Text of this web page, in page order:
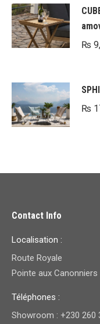
₨
₨
Contact Info
Localisation :
Route Royale
Pointe aux Canonniers
Téléphones :
Showroom : +230 260